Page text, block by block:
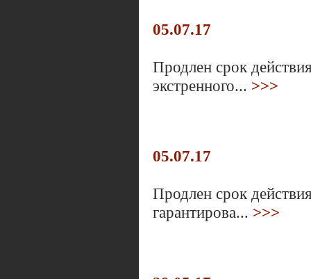
05.07.17
Продлен срок
экстренного... >>>
05.07.17
Продлен срок
гарантирова... >>>